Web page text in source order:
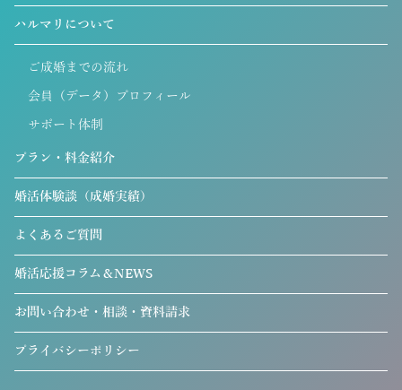
ハルマリについて
ご成婚までの流れ
会員（データ）プロフィール
サポート体制
プラン・料金紹介
婚活体験談（成婚実績）
よくあるご質問
婚活応援コラム＆NEWS
お問い合わせ・相談・資料請求
プライバシーポリシー